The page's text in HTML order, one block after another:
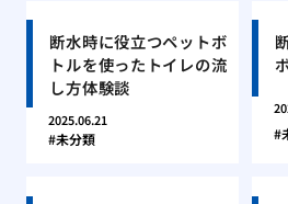
断水時に役立つペットボ
トルを使ったトイレの流
し方体験談
2025.06.21
未分類